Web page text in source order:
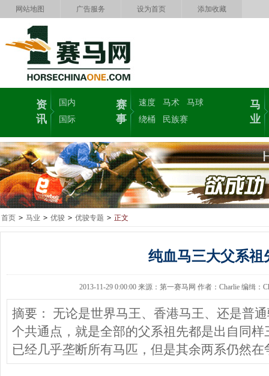
网站地图 广告服务 设为首页 添加收藏
资
讯
国内
国际
赛
事
速度 马术
马球
绕桶
民族赛
马
业
首页 > 马业 > 优骏 > 优骏专题 > 正文
纯血马三大父系祖
2013-11-29 0:00:00 来源：第一赛马网 作者：Charlie 编缉：
摘要： 无论是世界马王、香港马王、还是普
个共通点，就是全部的父系祖先都是出自同
已经几乎垄断所有马匹，但是其余两系仍然